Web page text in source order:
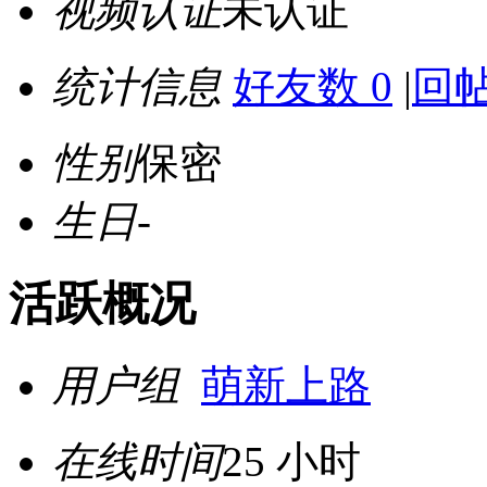
视频认证未认证
统计信息 好友数 0 | 回
性别保密
生日-
活跃概况
用户组 萌新上路
在线时间25 小时